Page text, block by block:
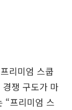
리미엄 스쿱
쟁 구도가 마
“프리미엄 스